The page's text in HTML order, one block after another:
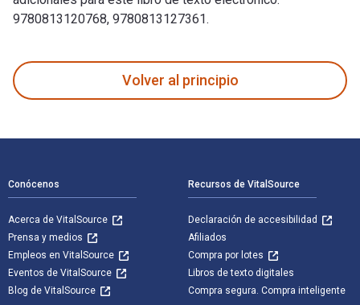
9780813120768, 9780813127361.
Volver al principio
Conócenos
Acerca de VitalSource
Prensa y medios
Empleos en VitalSource
Eventos de VitalSource
Blog de VitalSource
Recursos de VitalSource
Declaración de accesibilidad
Afiliados
Compra por lotes
Libros de texto digitales
Compra segura. Compra inteligente